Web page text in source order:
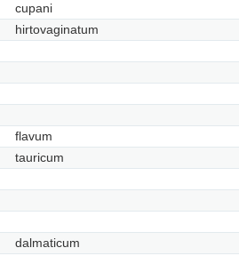
cupani
hirtovaginatum
flavum
tauricum
dalmaticum